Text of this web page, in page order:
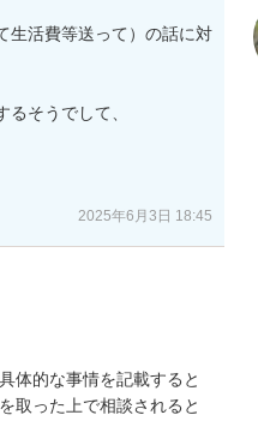
生活費等送って）の話に対
そうでして、
2025年6月3日 18:45
体的な事情を記載すると
取った上で相談されると